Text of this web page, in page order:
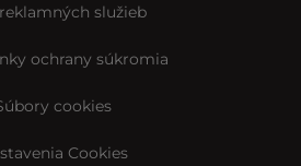
služieb
ochrany súkromia
cookies
Cookies